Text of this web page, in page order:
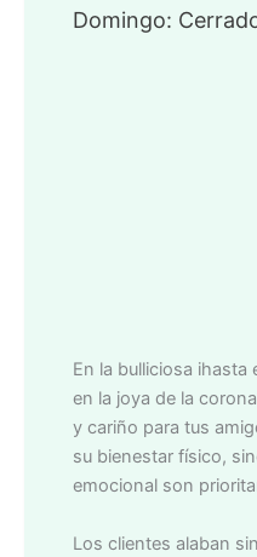
Domingo:
En la bulliciosa
en la joya de la
y cariño para tus
su bienestar físico,
emocional son
Los clientes alaban